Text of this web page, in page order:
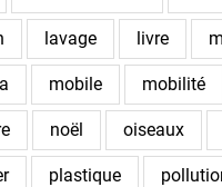
lavage livre
mobile mobilité
noël oiseaux
plastique